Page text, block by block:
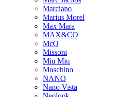
Marciano
Marius Morel
Max Mara
MAX&CO
McQ
Missoni
Miu Miu
Moschino
NANO
Nano Vista